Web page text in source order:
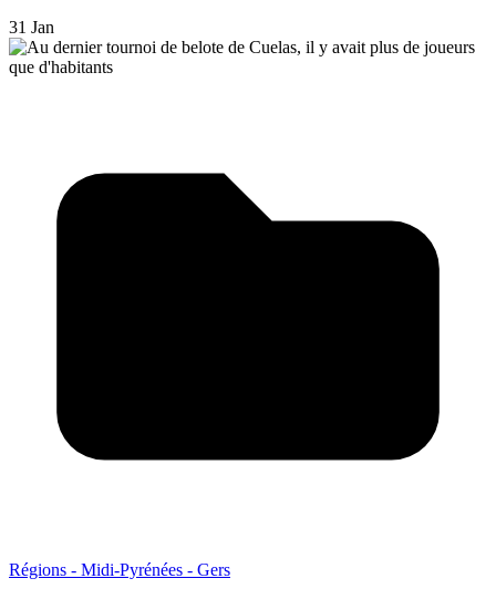
31 Jan
Régions - Midi-Pyrénées - Gers